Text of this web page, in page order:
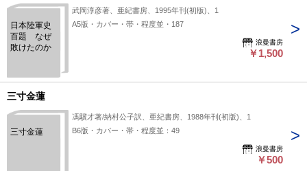
日本陸軍史
百題 なぜ
敗けたのか
武岡淳彦著、亜紀書房、1995年刊(初版)、1
A5版・カバー・帯・程度並・187
浪曼書房
￥1,500
三寸金蓮
三寸金蓮
馮驥才著/納村公子訳、亜紀書房、1988年刊(初版)、1
B6版・カバー・帯・程度並：49
浪曼書房
￥500